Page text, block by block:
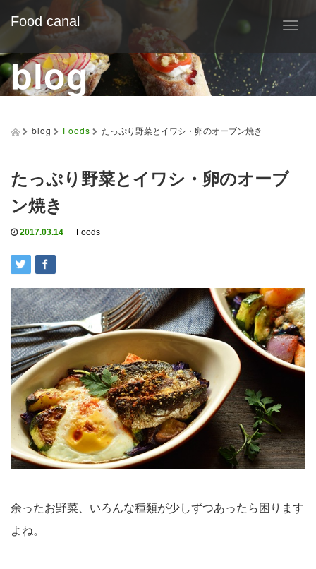
T
g
g
e
Food canal
blog
blog Foods たっぷり野菜とイワシ・卵のオーブン焼き
たっぷり野菜とイワシ・卵のオーブ
ン焼き
2017.03.14 Foods
余ったお野菜、いろんな種類が少しずつあったら困ります
よね。